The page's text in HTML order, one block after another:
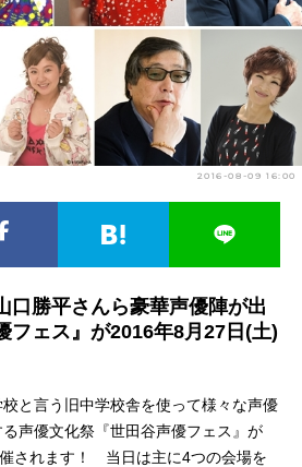
声優記事一覧
実写化映画一覧
夏アニメ
冬アニメ
FOLLOW US
2016-08-09 16:00
口勝平さんら豪華声優陣が出
フェス』が2016年8月27日(土)
と言う旧中学校舎を使って様々な声優
声優文化祭『世田谷声優フェス』が
されます！ 当日は主に4つの会場を